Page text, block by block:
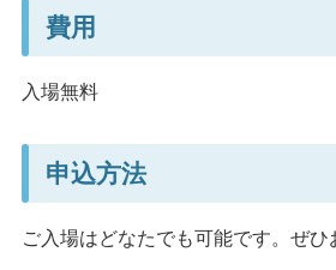
費用
入場無料
申込方法
ご入場はどなたでも可能です。ぜひ